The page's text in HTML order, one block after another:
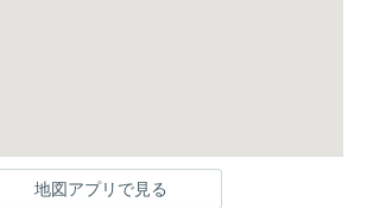
地図アプリで見る